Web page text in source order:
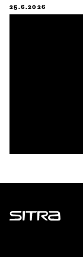
25.6.2026
Sitra